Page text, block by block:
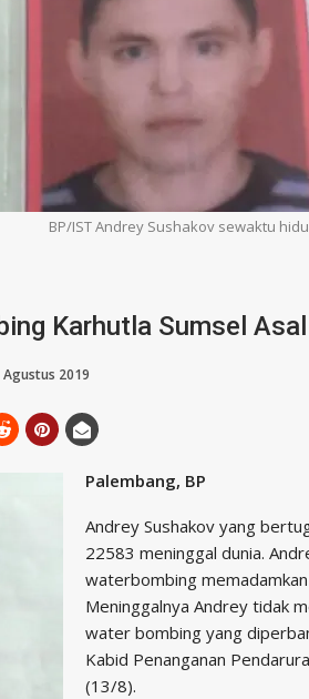
BP/IST Andrey Sushakov sewaktu
Karhutla Sumsel
Agustus 2019
Palembang, BP
Andrey Sushakov yang
22583 meninggal dunia.
waterbombing
Meninggalnya Andrey tidak
water bombing yang
Kabid Penanganan
(13/8).